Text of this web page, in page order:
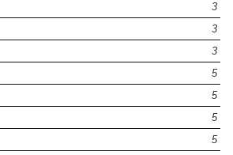
3
3
3
5
5
5
5